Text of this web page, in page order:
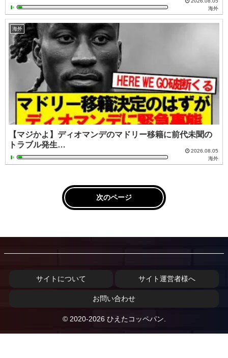
海外
海外
【マジかよ】ディオマンデのマドリー移籍に前代未聞の
トラブル発生…
2026.08.05
海外
次のページ
サイトについて サイト運営者様へ
お問い合わせ
© 2020-2026 ひえたコッペパン.